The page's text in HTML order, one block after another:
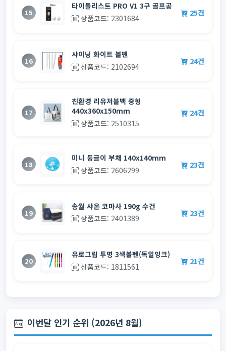
15
타이틀리스트 PRO V1 3구 골프공
상품코드: 2301684
25건
16
샤이닝 화이트 볼펜
상품코드: 2102694
24건
17
친환경 리유저블백 중형
440x360x150mm
상품코드: 2510315
24건
18
미니 둥글이 부채 140x140mm
상품코드: 2606299
23건
19
송월 샤온 코마사 190g 수건
상품코드: 2401389
23건
20
유로그립 투명 3색볼펜(독일잉크)
상품코드: 1811561
21건
이번달 인기 순위 (2026년 8월)